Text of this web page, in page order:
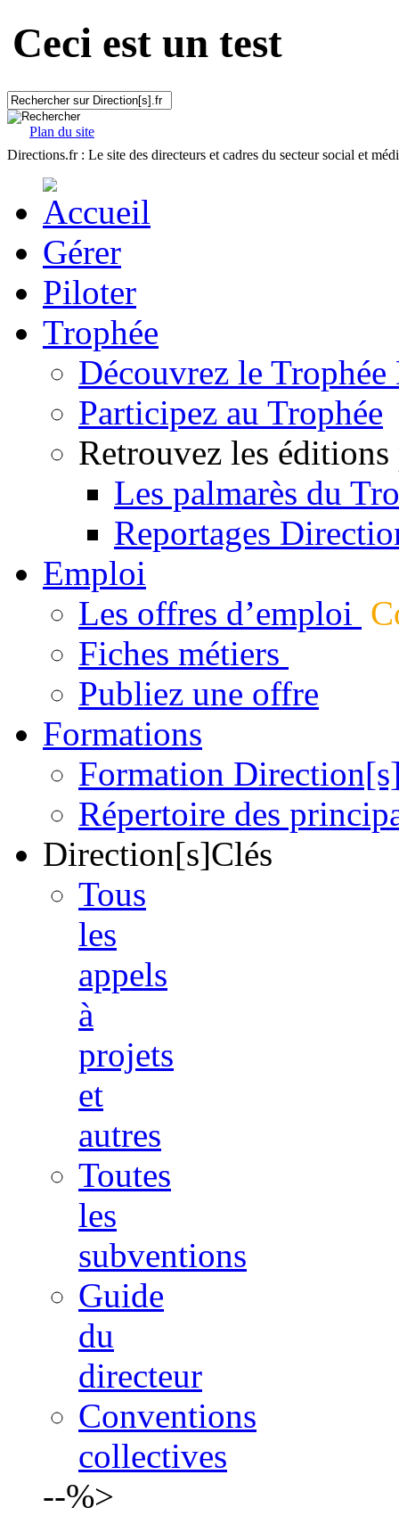
Ceci est un test
Plan du site
Directions.fr : Le site des directeurs et cadres du secteur social et
Gérer
Piloter
Trophée
Découvrez le
Participez au Trophée
Retrouvez les éditions
Les palmarès du
Reportages
Emploi
Les offres d’emploi
Fiches métiers
Publiez une offre
Formations
Formation
Répertoire des
Direction[s]Clés
Tous
les
appels
à
projets
et
autres
Toutes
les
subventions
Guide
du
directeur
Conventions
collectives
--%>